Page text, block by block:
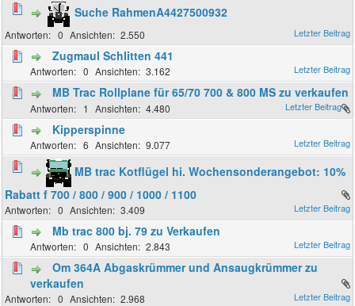
Suche RahmenA4427500932
0 2.550
Zugmaul Schlitten 441
0 3.162
MB Trac Rollplane für 65/70 700 & 800 MS zu verkaufen
1 4.480
Kipperspinne
6 9.077
MB trac Kotflügel hi. Wochensonderangebot: 10%
Rabatt f 700 / 800 / 900 / 1000 / 1100
0 3.409
Mb trac 800 bj. 79 zu Verkaufen
0 2.843
Om 364A Abgaskrümmer und Ansaugkrümmer zu
verkaufen
0 2.968